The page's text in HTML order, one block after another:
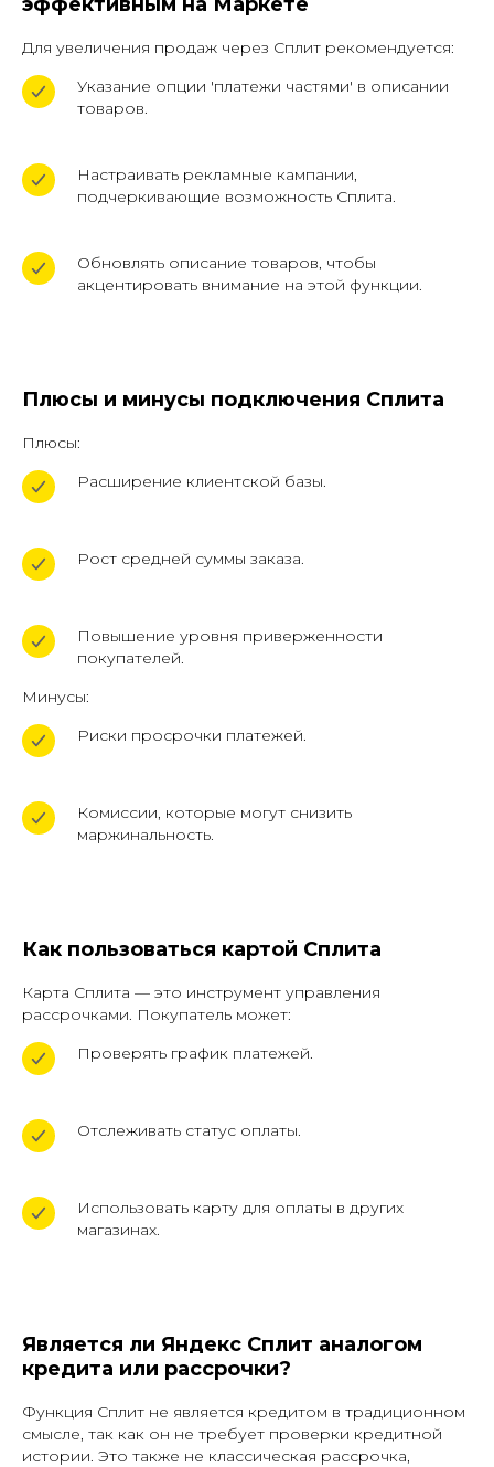
Для увеличения продаж через Сплит рекомендуется:
Указание опции 'платежи частями' в описании
товаров.
Настраивать рекламные кампании,
подчеркивающие возможность Сплита.
Обновлять описание товаров, чтобы
акцентировать внимание на этой функции.
Плюсы и минусы подключения Сплита
Плюсы:
Расширение клиентской базы.
Рост средней суммы заказа.
Повышение уровня приверженности
покупателей.
Минусы:
Риски просрочки платежей.
Комиссии, которые могут снизить
маржинальность.
Как пользоваться картой Сплита
Карта Сплита — это инструмент управления
рассрочками. Покупатель может:
Проверять график платежей.
Отслеживать статус оплаты.
Использовать карту для оплаты в других
магазинах.
Является ли Яндекс Сплит аналогом
кредита или рассрочки?
Функция Сплит не является кредитом в традиционном
смысле, так как он не требует проверки кредитной
истории. Это также не классическая рассрочка,
ЗАКАЗАТЬ ОБРАТНЫЙ ЗВОНОК
нам по телефону
+7 (961) 526-25-32
Заказать звонок
119620, г. Москва, пр-кт
Дизайн от
ПЕРВАЯ ДОСТАВКА БЕСПЛАТНО
Акция ограничена.
Хотите сэкономить на доставке сегодня?